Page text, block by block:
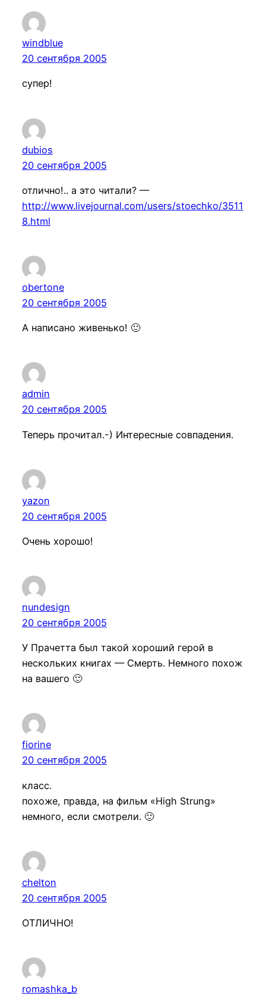
windblue
20 сентября 2005
супер!
dubios
20 сентября 2005
отлично!.. а это читали? —
http://www.livejournal.com/users/stoechko/3511
8.html
obertone
20 сентября 2005
А написано живенько! 🙂
admin
20 сентября 2005
Теперь прочитал.-) Интересные совпадения.
yazon
20 сентября 2005
Очень хорошо!
nundesign
20 сентября 2005
У Прачетта был такой хороший герой в
нескольких книгах — Смерть. Немного похож
на вашего 🙂
fiorine
20 сентября 2005
класс.
похоже, правда, на фильм «High Strung»
немного, если смотрели. 🙂
chelton
20 сентября 2005
ОТЛИЧНО!
romashka_b